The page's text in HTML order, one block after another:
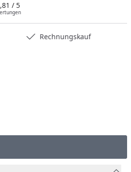
/ 5
Rechnungskauf